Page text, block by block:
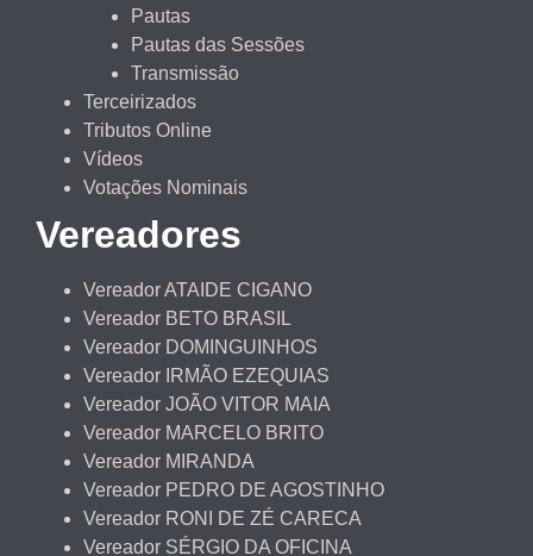
Pautas
Pautas das Sessões
Transmissão
Terceirizados
Tributos Online
Vídeos
Votações Nominais
Vereadores
Vereador ATAIDE CIGANO
Vereador BETO BRASIL
Vereador DOMINGUINHOS
Vereador IRMÃO EZEQUIAS
Vereador JOÃO VITOR MAIA
Vereador MARCELO BRITO
Vereador MIRANDA
Vereador PEDRO DE AGOSTINHO
Vereador RONI DE ZÉ CARECA
Vereador SÉRGIO DA OFICINA